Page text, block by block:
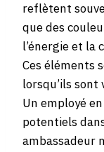
reflètent
que des
l’énergie et la
Ces éléments
lorsqu’ils sont
Un employé
potentiels
ambassadeur